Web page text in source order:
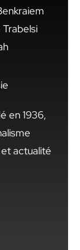
en 1936,
actualité